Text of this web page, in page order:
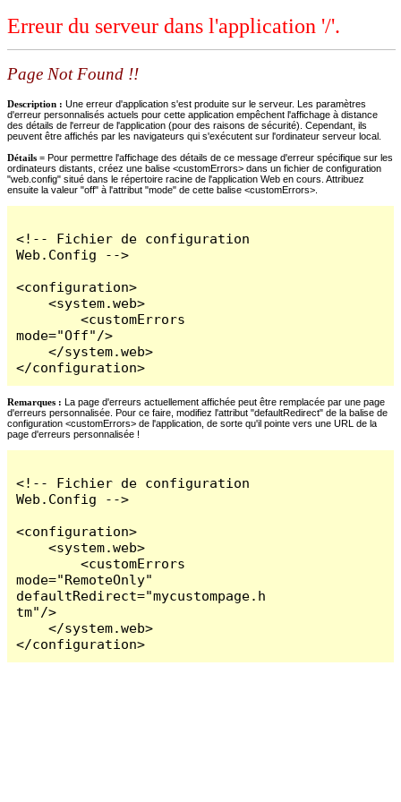
Erreur du serveur dans l'application '/'.
Page Not Found !!
Description : Une erreur d'application s'est produite sur le serveur. Les paramètres
d'erreur personnalisés actuels pour cette application empêchent l'affichage à distance
des détails de l'erreur de l'application (pour des raisons de sécurité). Cependant, ils
peuvent être affichés par les navigateurs qui s'exécutent sur l'ordinateur serveur local.
Détails = Pour permettre l'affichage des détails de ce message d'erreur spécifique sur les
ordinateurs distants, créez une balise <customErrors> dans un fichier de configuration
"web.config" situé dans le répertoire racine de l'application Web en cours. Attribuez
ensuite la valeur "off" à l'attribut "mode" de cette balise <customErrors>.
<!-- Fichier de configuration
Web.Config -->
<configuration>
    <system.web>
        <customErrors
mode="Off"/>
    </system.web>
</configuration>
Remarques : La page d'erreurs actuellement affichée peut être remplacée par une page
d'erreurs personnalisée. Pour ce faire, modifiez l'attribut "defaultRedirect" de la balise de
configuration <customErrors> de l'application, de sorte qu'il pointe vers une URL de la
page d'erreurs personnalisée !
<!-- Fichier de configuration
Web.Config -->
<configuration>
    <system.web>
        <customErrors
mode="RemoteOnly"
defaultRedirect="mycustompage.h
tm"/>
    </system.web>
</configuration>